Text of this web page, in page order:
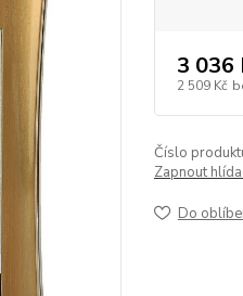
3 036
2 509 Kč
Číslo
Zapnout
Do